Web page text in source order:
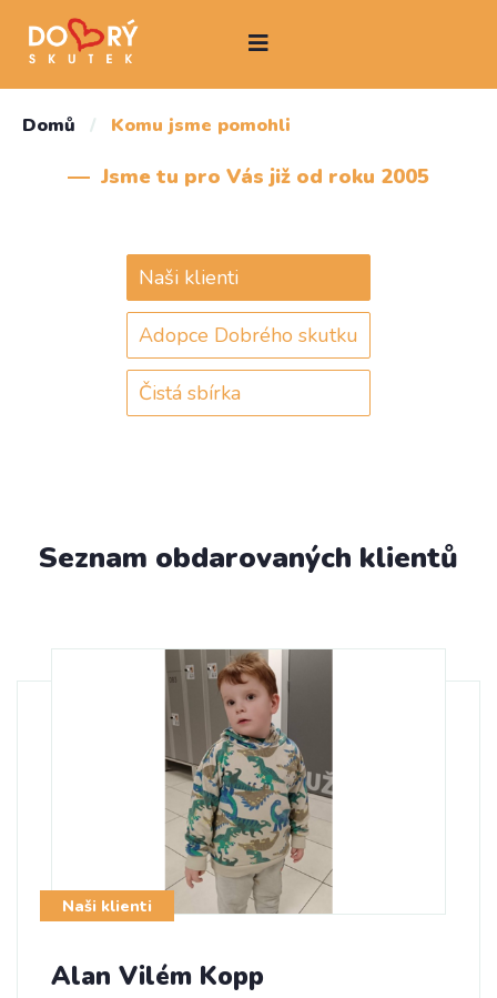
Domů / Komu jsme pomohli
Jsme tu pro Vás již od roku 2005
Naši klienti
Adopce Dobrého skutku
Čistá sbírka
Seznam obdarovaných klientů
Naši klienti
Alan Vilém Kopp